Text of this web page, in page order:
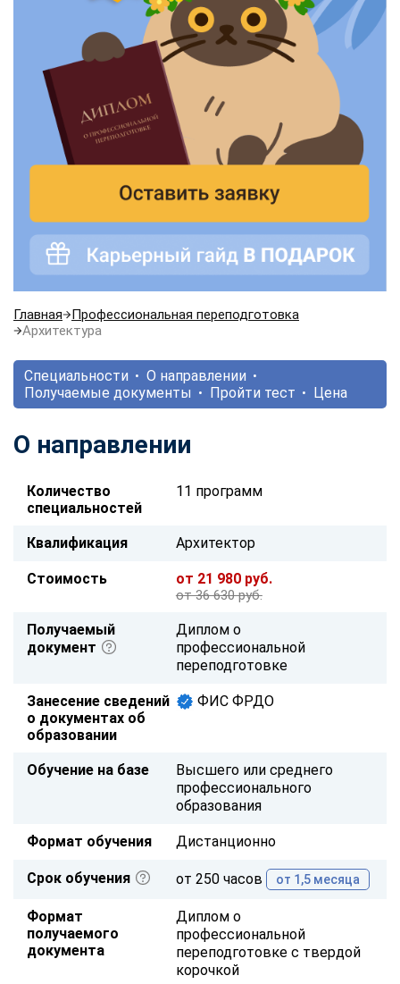
Главная
Профессиональная переподготовка
Архитектура
Специальности
О направлении
Получаемые документы
Пройти тест Цена
О направлении
Количество
специальностей
11 программ
Квалификация Архитектор
Стоимость от 21 980 руб.
от 36 630 руб.
Получаемый
документ
Диплом о
профессиональной
переподготовке
Занесение сведений
о документах об
образовании
ФИС ФРДО
Обучение на базе
Высшего или среднего
профессионального
образования
Формат обучения Дистанционно
Срок обучения от 250 часов от 1,5 месяца
Формат
получаемого
документа
Диплом о
профессиональной
переподготовке с твердой
корочкой